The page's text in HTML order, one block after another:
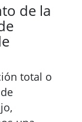
de la
total o